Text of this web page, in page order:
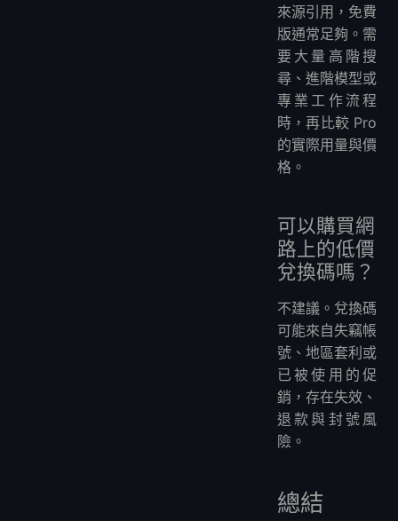
來源引用，免費
版通常足夠。需
要大量高階搜
尋、進階模型或
專業工作流程
時，再比較 Pro
的實際用量與價
格。
可以購買網
路上的低價
兌換碼嗎？
不建議。兌換碼
可能來自失竊帳
號、地區套利或
已被使用的促
銷，存在失效、
退款與封號風
險。
總結